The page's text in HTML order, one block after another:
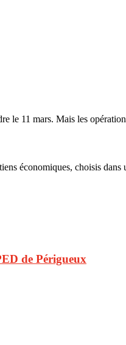
le 11 mars. Mais les
économiques, choisis
de Périgueux